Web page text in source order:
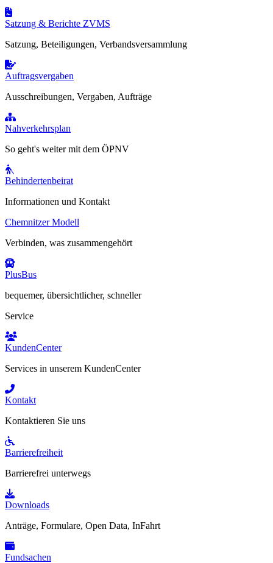
Satzung & Berichte ZVMS
Satzung, Beteiligungen, Verbandsversammlung
Auftragsvergaben
Ausschreibungen, Vergaben, Aufträge
Nahverkehrsplan
So geht's weiter mit dem ÖPNV
Behindertenbeirat
Informationen und Kontakt
Chemnitzer Modell
Verbinden, was zusammengehört
PlusBus
bequemer, übersichtlicher, schneller
Service
KundenCenter
Services in unserem KundenCenter
Kontakt
Kontaktieren Sie uns
Barrierefreiheit
Barrierefrei unterwegs
Downloads
Anträge, Formulare, Open Data, InFahrt
Fundsachen